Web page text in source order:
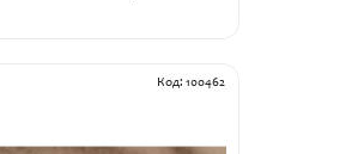
Код: 100462